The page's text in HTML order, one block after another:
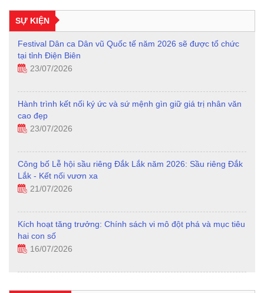
SỰ KIỆN
Festival Dân ca Dân vũ Quốc tế năm 2026 sẽ được tổ chức
tại tỉnh Điện Biên
23/07/2026
Hành trình kết nối ký ức và sứ mệnh gìn giữ giá trị nhân văn
cao đẹp
23/07/2026
Công bố Lễ hội sầu riêng Đắk Lắk năm 2026: Sầu riêng Đắk
Lắk - Kết nối vươn xa
21/07/2026
Kích hoạt tăng trưởng: Chính sách vi mô đột phá và mục tiêu
hai con số
16/07/2026